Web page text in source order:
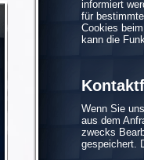
informiert
für
Cookies
kann die
Wenn Sie
aus dem
zwecks
gespeichert.